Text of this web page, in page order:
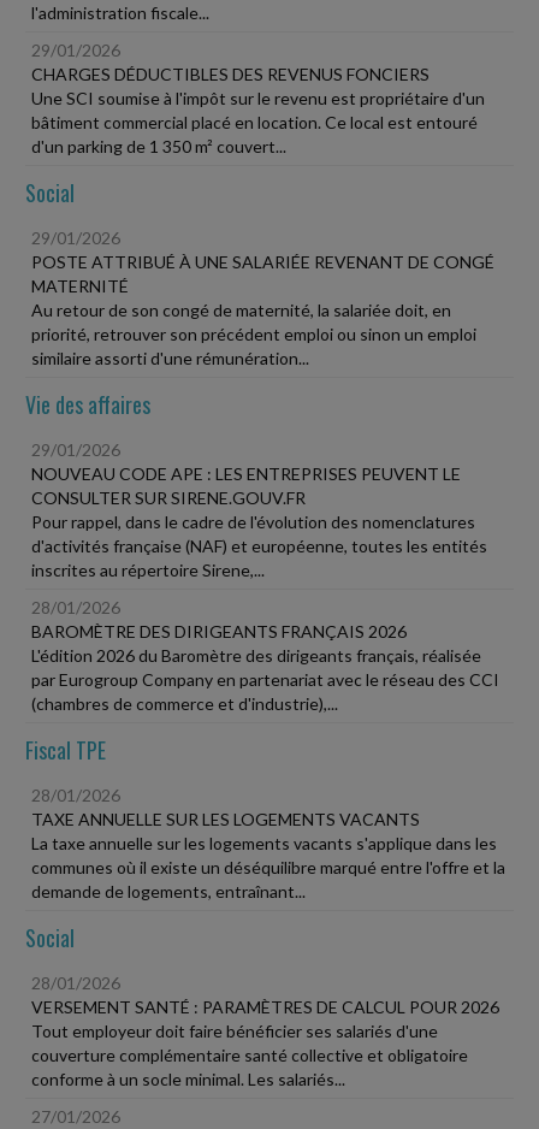
l'administration fiscale...
29/01/2026
CHARGES DÉDUCTIBLES DES REVENUS FONCIERS
Une SCI soumise à l'impôt sur le revenu est propriétaire d'un
bâtiment commercial placé en location. Ce local est entouré
d'un parking de 1 350 m² couvert...
Social
29/01/2026
POSTE ATTRIBUÉ À UNE SALARIÉE REVENANT DE CONGÉ
MATERNITÉ
Au retour de son congé de maternité, la salariée doit, en
priorité, retrouver son précédent emploi ou sinon un emploi
similaire assorti d'une rémunération...
Vie des affaires
29/01/2026
NOUVEAU CODE APE : LES ENTREPRISES PEUVENT LE
CONSULTER SUR SIRENE.GOUV.FR
Pour rappel, dans le cadre de l'évolution des nomenclatures
d'activités française (NAF) et européenne, toutes les entités
inscrites au répertoire Sirene,...
28/01/2026
BAROMÈTRE DES DIRIGEANTS FRANÇAIS 2026
L'édition 2026 du Baromètre des dirigeants français, réalisée
par Eurogroup Company en partenariat avec le réseau des CCI
(chambres de commerce et d'industrie),...
Fiscal TPE
28/01/2026
TAXE ANNUELLE SUR LES LOGEMENTS VACANTS
La taxe annuelle sur les logements vacants s'applique dans les
communes où il existe un déséquilibre marqué entre l'offre et la
demande de logements, entraînant...
Social
28/01/2026
VERSEMENT SANTÉ : PARAMÈTRES DE CALCUL POUR 2026
Tout employeur doit faire bénéficier ses salariés d'une
couverture complémentaire santé collective et obligatoire
conforme à un socle minimal. Les salariés...
27/01/2026